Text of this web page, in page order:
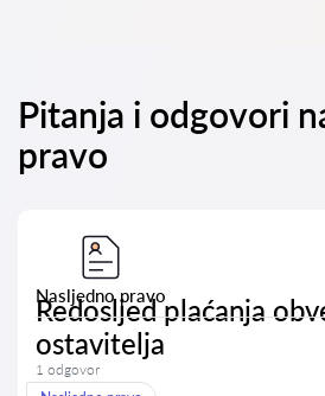
Pitanja i odgovori
pravo
Nasljedno pravo
Redosljed plaćanja
ostavitelja
1 odgovor